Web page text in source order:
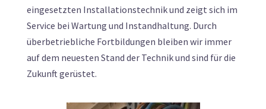
eingesetzten Installationstechnik und zeigt sich im
Service bei Wartung und Instandhaltung. Durch
überbetriebliche Fortbildungen bleiben wir immer
auf dem neuesten Stand der Technik und sind für die
Zukunft gerüstet.